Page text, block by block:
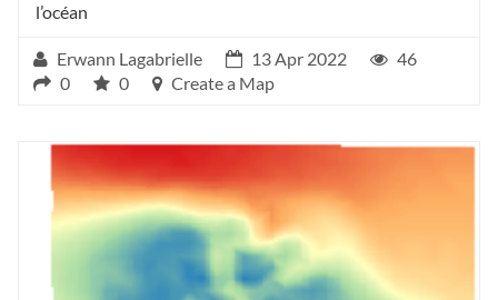
l’océan
Erwann Lagabrielle 13 Apr 2022
46
0
0 Create a Map